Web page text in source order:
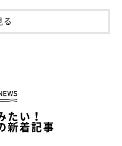
ーをしたのだそう。チロく
寄っていったり、排水溝の
ャンプで越えることができ
る
たい！
新着記事